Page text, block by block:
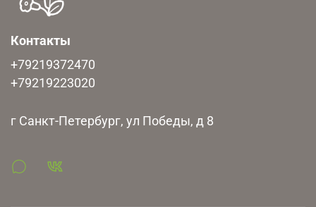
Контакты
+79219372470
+79219223020
г Санкт-Петербург, ул Победы, д 8